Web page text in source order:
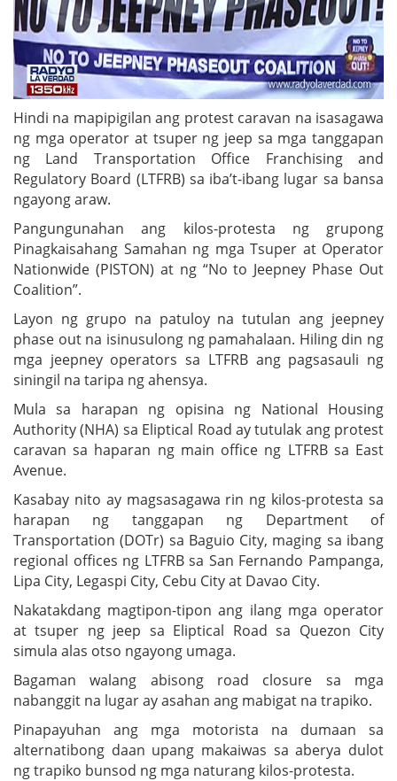
Hindi na mapipigilan ang protest caravan na isasagawa
ng mga operator at tsuper ng jeep sa mga tanggapan
ng Land Transportation Office Franchising and
Regulatory Board (LTFRB) sa iba’t-ibang lugar sa bansa
ngayong araw.
Pangungunahan ang kilos-protesta ng grupong
Pinagkaisahang Samahan ng mga Tsuper at Operator
Nationwide (PISTON) at ng “No to Jeepney Phase Out
Coalition”.
Layon ng grupo na patuloy na tutulan ang jeepney
phase out na isinusulong ng pamahalaan. Hiling din ng
mga jeepney operators sa LTFRB ang pagsasauli ng
siningil na taripa ng ahensya.
Mula sa harapan ng opisina ng National Housing
Authority (NHA) sa Eliptical Road ay tutulak ang protest
caravan sa haparan ng main office ng LTFRB sa East
Avenue.
Kasabay nito ay magsasagawa rin ng kilos-protesta sa
harapan ng tanggapan ng Department of
Transportation (DOTr) sa Baguio City, maging sa ibang
regional offices ng LTFRB sa San Fernando Pampanga,
Lipa City, Legaspi City, Cebu City at Davao City.
Nakatakdang magtipon-tipon ang ilang mga operator
at tsuper ng jeep sa Eliptical Road sa Quezon City
simula alas otso ngayong umaga.
Bagaman walang abisong road closure sa mga
nabanggit na lugar ay asahan ang mabigat na trapiko.
Pinapayuhan ang mga motorista na dumaan sa
alternatibong daan upang makaiwas sa aberya dulot
ng trapiko bunsod ng mga naturang kilos-protesta.